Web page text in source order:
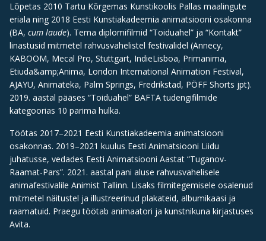
Lõpetas 2010 Tartu Kõrgemas Kunstikoolis Pallas maalingute
eriala ning 2018 Eesti Kunstiakadeemia animatsiooni osakonna
(BA, cum laude). Tema diplomifilmid “Toiduahel” ja “Kontakt”
linastusid mitmetel rahvusvahelistel festivalidel (Annecy,
KABOOM, Mecal Pro, Stuttgart, IndieLisboa, Primanima,
Etiuda&amp;Anima, London International Animation Festival,
AJAYU, Animateka, Palm Springs, Fredrikstad, PÖFF Shorts jpt).
2019. aastal pääses “Toiduahel” BAFTA tudengifilmide
kategoorias 10 parima hulka.
Töötas 2017–2021 Eesti Kunstiakadeemia animatsiooni
osakonnas. 2019–2021 kuulus Eesti Animatsiooni Liidu
juhatusse, vedades Eesti Animatsiooni Aastat “Tuganov-
Raamat-Pars”. 2021. aastal pani aluse rahvusvahelisele
animafestivalile Animist Tallinn. Lisaks filmitegemisele osalenud
mitmetel näitustel ja illustreerinud plakateid, albumikaasi ja
raamatuid. Praegu töötab animaatori ja kunstnikuna kirjastuses
Avita.